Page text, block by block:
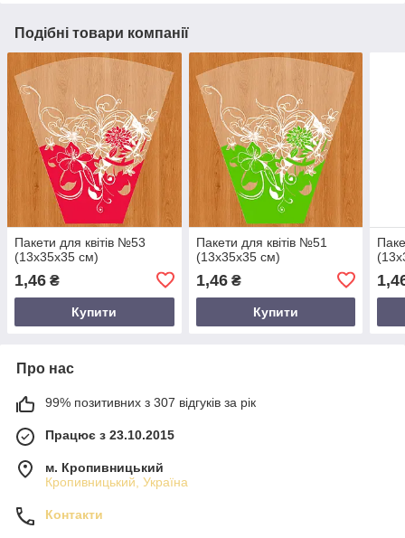
Подібні товари компанії
Пакети для квітів №53
(13х35х35 см)
1,46 ₴
Купити
Пакети для квітів №51
(13х35х35 см)
1,46₴
Купити
Про нас
99% позитивних з 307 відгуків за рік
Працює з 23.10.2015
м. Кропивницький
Кропивницький, Україна
Контакти